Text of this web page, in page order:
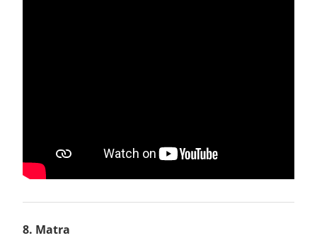
8. Matra